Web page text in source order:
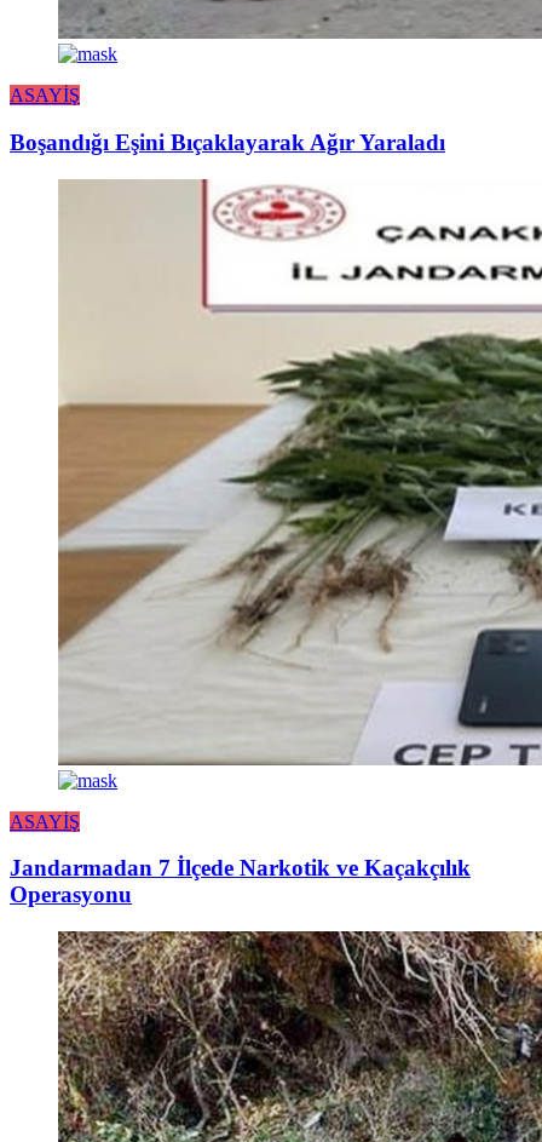
ASAYİŞ
Boşandığı Eşini Bıçaklayarak Ağır Yaraladı
ASAYİŞ
Jandarmadan 7 İlçede Narkotik ve Kaçakçılık
Operasyonu